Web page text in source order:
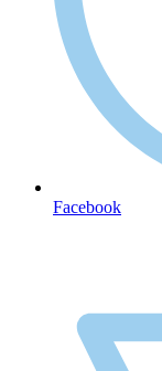
Facebook